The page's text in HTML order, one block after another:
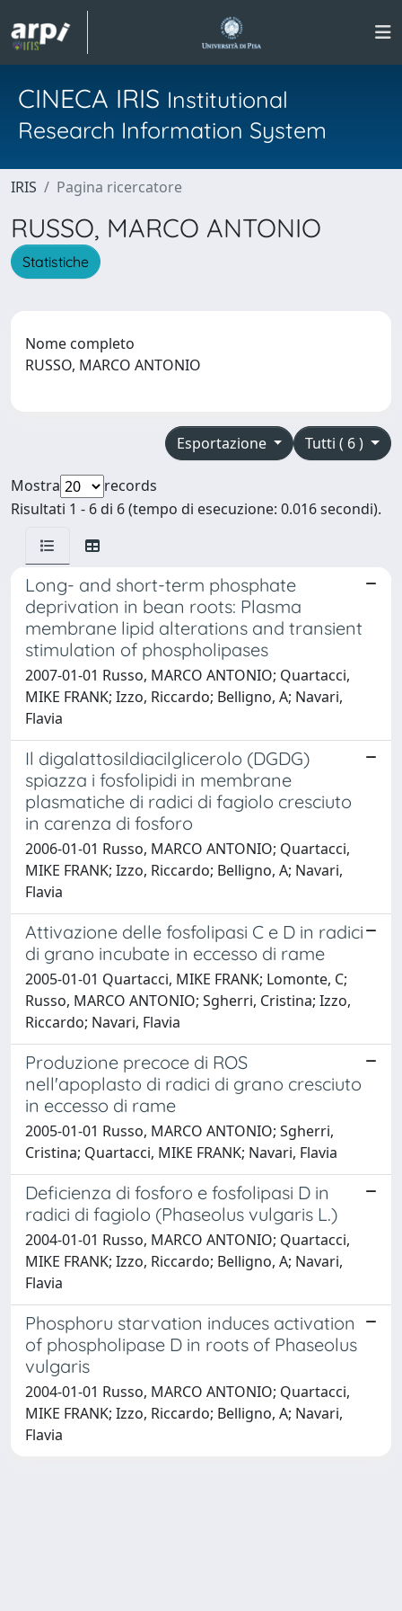
CINECA IRIS Institutional
Research Information System
IRIS Pagina ricercatore
RUSSO, MARCO ANTONIO
Statistiche
Nome completo
RUSSO, MARCO ANTONIO
Tutti ( 6 )
Esportazione
Mostra
records
Risultati 1 - 6 di 6 (tempo di esecuzione: 0.016 secondi).
Long- and short-term phosphate
deprivation in bean roots: Plasma
membrane lipid alterations and transient
stimulation of phospholipases
2007-01-01 Russo, MARCO ANTONIO; Quartacci,
MIKE FRANK; Izzo, Riccardo; Belligno, A; Navari,
Flavia
Il digalattosildiacilglicerolo (DGDG)
spiazza i fosfolipidi in membrane
plasmatiche di radici di fagiolo cresciuto
in carenza di fosforo
2006-01-01 Russo, MARCO ANTONIO; Quartacci,
MIKE FRANK; Izzo, Riccardo; Belligno, A; Navari,
Flavia
Attivazione delle fosfolipasi C e D in radici
di grano incubate in eccesso di rame
2005-01-01 Quartacci, MIKE FRANK; Lomonte, C;
Russo, MARCO ANTONIO; Sgherri, Cristina; Izzo,
Riccardo; Navari, Flavia
Produzione precoce di ROS
nell'apoplasto di radici di grano cresciuto
in eccesso di rame
2005-01-01 Russo, MARCO ANTONIO; Sgherri,
Cristina; Quartacci, MIKE FRANK; Navari, Flavia
Deficienza di fosforo e fosfolipasi D in
radici di fagiolo (Phaseolus vulgaris L.)
2004-01-01 Russo, MARCO ANTONIO; Quartacci,
MIKE FRANK; Izzo, Riccardo; Belligno, A; Navari,
Flavia
Phosphoru starvation induces activation
of phospholipase D in roots of Phaseolus
vulgaris
2004-01-01 Russo, MARCO ANTONIO; Quartacci,
MIKE FRANK; Izzo, Riccardo; Belligno, A; Navari,
Flavia